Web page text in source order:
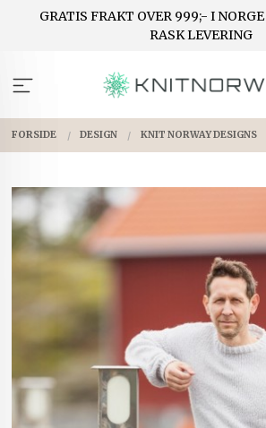
GRATIS FRAKT OVER 999;- I NORGE
RASK LEVERING
FORSIDE DESIGN KNIT NORWAY DESIGNS